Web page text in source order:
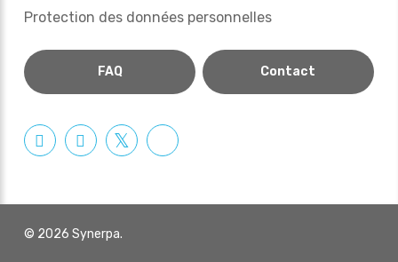
Protection des données personnelles
FAQ Contact
© 2026 Synerpa.